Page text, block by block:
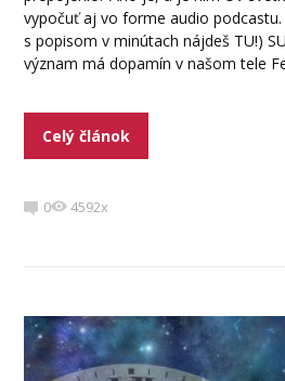
vypočuť aj vo forme audio
s popisom v minútach nájdeš TU!)
význam má dopamín v našom tele
Celý článok
0 4592x